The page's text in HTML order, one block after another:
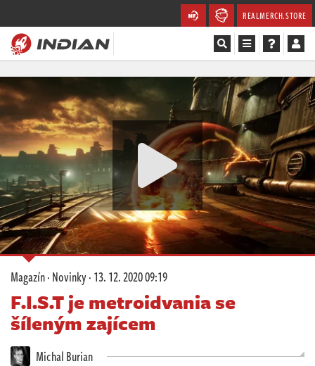
REALMERCH.STORE
Magazín
Recenze
Videa
Soutěže
Databáze
Komunita
Redakce
Živě
Magazín·Novinky·13. 12. 2020 09:19
F.I.S.T je metroidvania se
šíleným zajícem
Michal Burian